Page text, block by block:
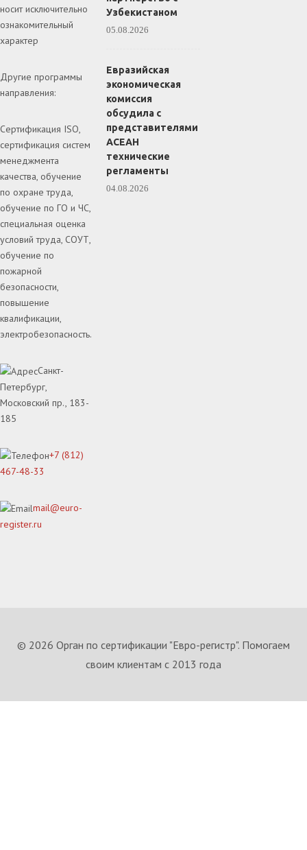
носит исключительно
ознакомительный
характер
Другие программы
направления:
Сертификация ISO,
сертификация систем
менеджмента
качества, обучение
по охране труда,
обучение по ГО и ЧС,
специальная оценка
условий труда, СОУТ,
обучение по
пожарной
безопасности,
повышение
квалификации,
электробезопасность.
Санкт-
Петербург,
Московский пр., 183-
185
+7 (812)
467-48-33
mail@euro-
register.ru
Узбекистаном
05.08.2026
Евразийская
экономическая
комиссия
обсудила с
представителями
АСЕАН
технические
регламенты
04.08.2026
© 2026 Орган по сертификации "Евро-регистр". Помогаем
своим клиентам с 2013 года